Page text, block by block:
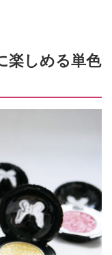
楽しめる単色